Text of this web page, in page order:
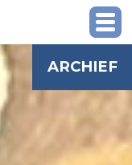
ARCHIEF